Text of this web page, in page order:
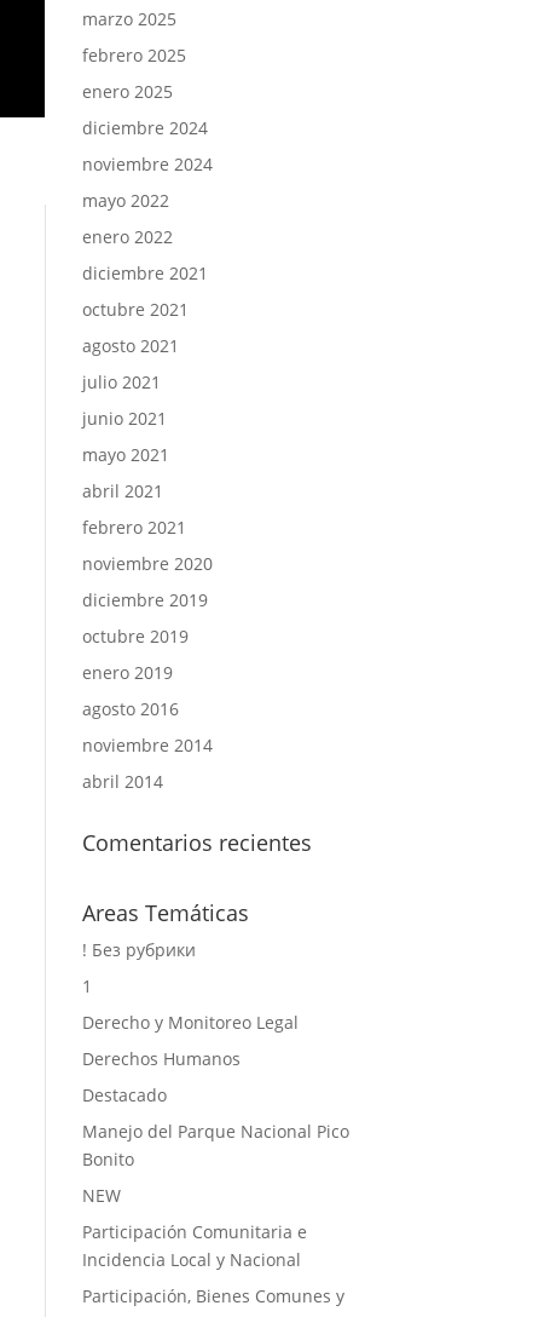
marzo 2025
febrero 2025
enero 2025
diciembre 2024
noviembre 2024
mayo 2022
enero 2022
diciembre 2021
octubre 2021
agosto 2021
julio 2021
junio 2021
mayo 2021
abril 2021
febrero 2021
noviembre 2020
diciembre 2019
octubre 2019
enero 2019
agosto 2016
noviembre 2014
abril 2014
Comentarios recientes
Areas Temáticas
! Без рубрики
1
Derecho y Monitoreo Legal
Derechos Humanos
Destacado
Manejo del Parque Nacional Pico
Bonito
NEW
Participación Comunitaria e
Incidencia Local y Nacional
Participación, Bienes Comunes y